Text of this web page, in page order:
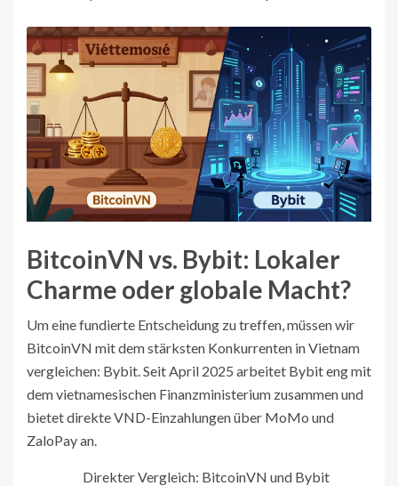
BitcoinVN vs. Bybit: Lokaler
Charme oder globale Macht?
Um eine fundierte Entscheidung zu treffen, müssen wir
BitcoinVN mit dem stärksten Konkurrenten in Vietnam
vergleichen: Bybit. Seit April 2025 arbeitet Bybit eng mit
dem vietnamesischen Finanzministerium zusammen und
bietet direkte VND-Einzahlungen über MoMo und
ZaloPay an.
Direkter Vergleich: BitcoinVN und Bybit